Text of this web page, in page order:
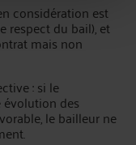
considération est
respect du bail), et
mais non
: si le
des
le bailleur ne